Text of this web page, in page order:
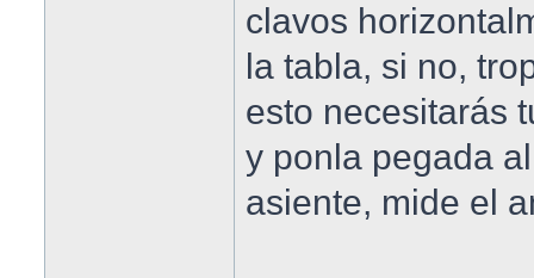
clavos
la tabla, si no,
esto necesitarás
y ponla pegada
asiente, mide el